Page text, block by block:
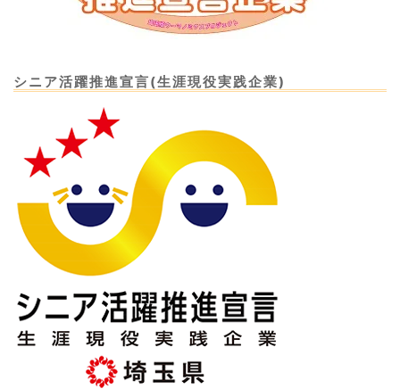
シニア活躍推進宣言(生涯現役実践企業)